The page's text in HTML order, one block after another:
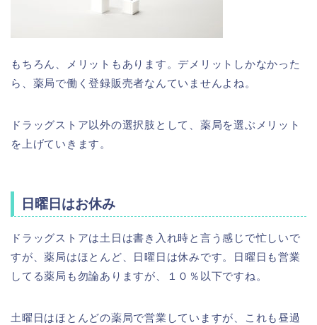
もちろん、メリットもあります。デメリットしかなかった
ら、薬局で働く登録販売者なんていませんよね。
ドラッグストア以外の選択肢として、薬局を選ぶメリット
を上げていきます。
日曜日はお休み
ドラッグストアは土日は書き入れ時と言う感じで忙しいで
すが、薬局はほとんど、日曜日は休みです。日曜日も営業
してる薬局も勿論ありますが、１０％以下ですね。
土曜日はほとんどの薬局で営業していますが、これも昼過